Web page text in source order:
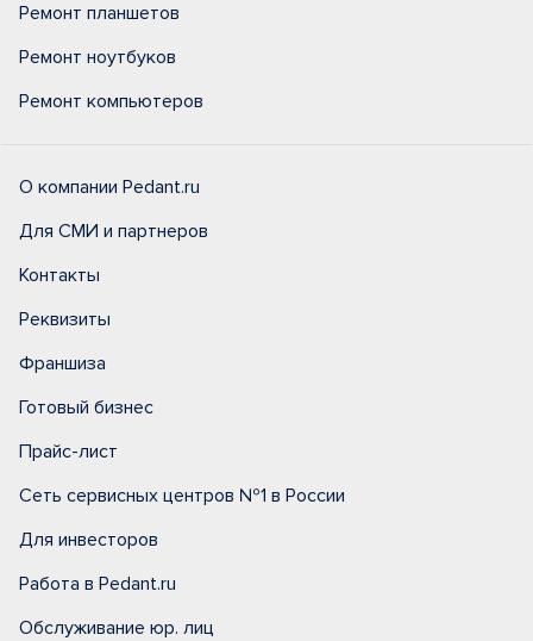
Ремонт планшетов
Ремонт ноутбуков
Ремонт компьютеров
О компании Pedant.ru
Для СМИ и партнеров
Контакты
Реквизиты
Франшиза
Готовый бизнес
Прайс-лист
Сеть сервисных центров №1 в России
Для инвесторов
Работа в Pedant.ru
Обслуживание юр. лиц